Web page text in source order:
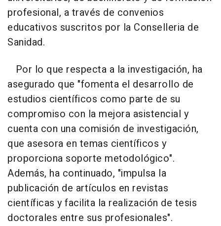
profesional, a través de convenios
educativos suscritos por la Conselleria de
Sanidad.
Por lo que respecta a la investigación, ha
asegurado que "fomenta el desarrollo de
estudios científicos como parte de su
compromiso con la mejora asistencial y
cuenta con una comisión de investigación,
que asesora en temas científicos y
proporciona soporte metodológico".
Además, ha continuado, "impulsa la
publicación de artículos en revistas
científicas y facilita la realización de tesis
doctorales entre sus profesionales".